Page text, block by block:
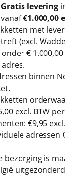
Gratis levering
€1.000,00
met
(excl.
€ 1.000,00
binnen
excl. BTW
€9,95
adressen
bezorging is